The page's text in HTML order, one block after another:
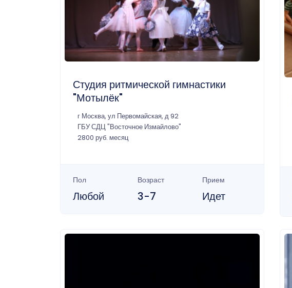
Студия ритмической гимнастики
"Мотылёк"
г Москва, ул Первомайская, д 92
ГБУ СДЦ "Восточное Измайлово"
2800 руб. месяц
Пол
Любой
Возраст
3-7
Прием
Идет